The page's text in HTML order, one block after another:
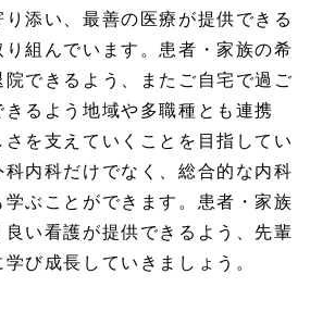
添い、最善の医療が提供できる
り組んでいます。患者・家族の希
できるよう、またご自宅で過ご
るよう地域や多職種とも連携
さを支えていくことを目指してい
科内科だけでなく、総合的な内科
ぶことができます。患者・家族
良い看護が提供できるよう、先輩
び成長していきましょう。